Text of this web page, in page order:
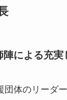
陣による充
団体のリーダ